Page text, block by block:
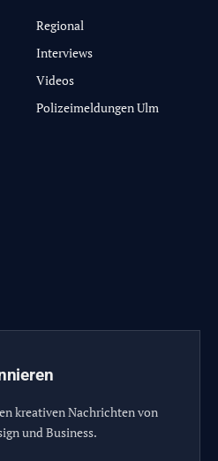
Regional
Interviews
Videos
Polizeimeldungen Ulm
kreativen Nachrichten von
und Business.